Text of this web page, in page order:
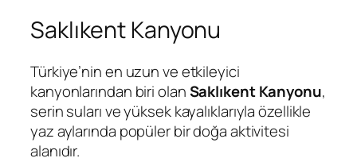
Saklıkent Kanyonu
Türkiye’nin en uzun ve etkileyici
kanyonlarından biri olanSaklıkent Kanyonu,
serin suları ve yüksek kayalıklarıyla özellikle
yaz aylarında popüler bir doğa aktivitesi
alanıdır.